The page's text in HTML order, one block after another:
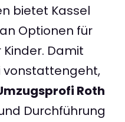
bietet Kassel
Optionen für
Damit
vonstattengeht,
Roth
Durchführung